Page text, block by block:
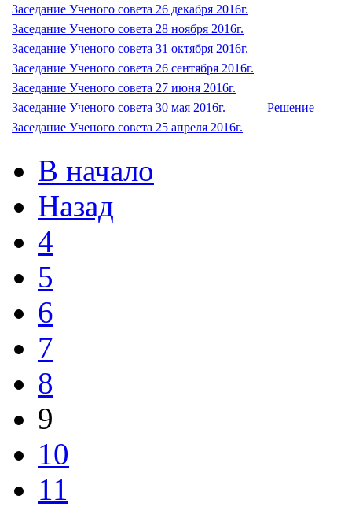
Заседание Ученого совета 26 декабря 2016г.
Заседание Ученого совета 28 ноября 2016г.
Заседание Ученого совета 31 октября 2016г.
Заседание Ученого совета 26 сентября 2016г.
Заседание Ученого совета 27 июня 2016г.
Заседание Ученого совета 30 мая 2016г.
Решение
Заседание Ученого совета 25 апреля 2016г.
В начало
Назад
4
5
6
7
8
9
10
11